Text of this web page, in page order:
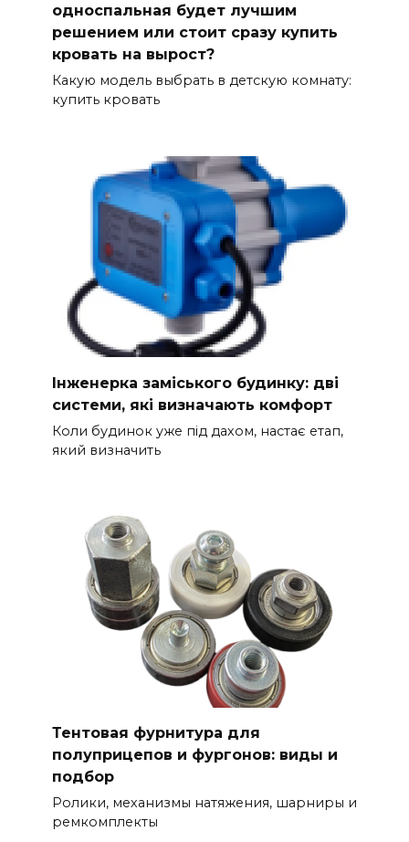
односпальная будет лучшим
решением или стоит сразу купить
кровать на вырост?
Какую модель выбрать в детскую комнату:
купить кровать
Інженерка заміського будинку: дві
системи, які визначають комфорт
Коли будинок уже під дахом, настає етап,
який визначить
Тентовая фурнитура для
полуприцепов и фургонов: виды и
подбор
Ролики, механизмы натяжения, шарниры и
ремкомплекты